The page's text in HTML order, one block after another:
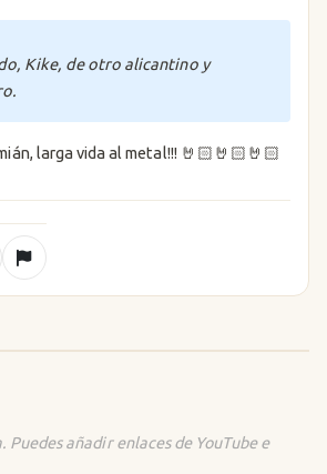
Kike, de otro alicantino y
larga vida al metal!!! 🤘🏻🤘🏻🤘🏻
Puedes añadir enlaces de YouTube e